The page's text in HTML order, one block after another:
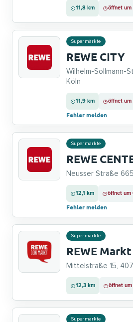
11,8 km öffnet
Supermärkte
REWE CITY
Wilhelm-Sollmann-
Köln
11,9 km öffnet
Fehler melden
Supermärkte
REWE
Neusser Straße
12,1 km öffnet
Fehler melden
Supermärkte
REWE
Mittelstraße 15,
12,3 km öffnet
Supermärkte